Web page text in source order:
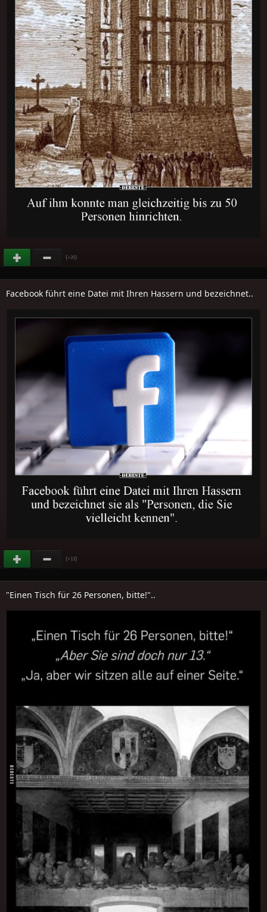
(+26)
Facebook führt eine Datei mit Ihren Hassern und bezeichnet..
(+13)
"Einen Tisch für 26 Personen, bitte!"..